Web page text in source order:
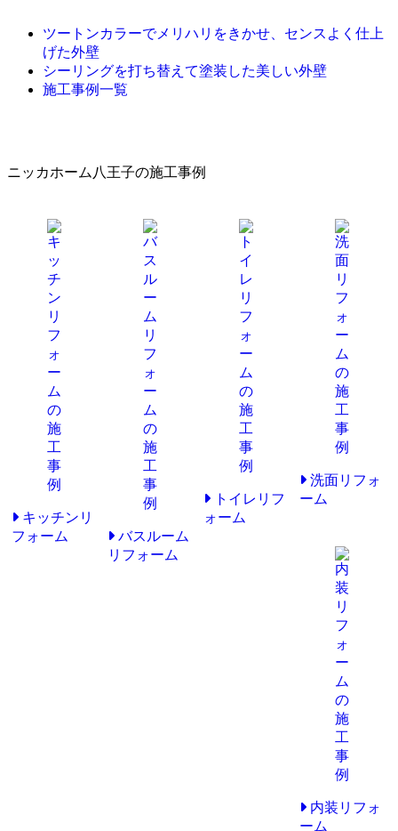
ツートンカラーでメリハリをきかせ、センスよく仕上
げた外壁
シーリングを打ち替えて塗装した美しい外壁
施工事例一覧
ニッカホーム八王子の施工事例
キッチンリ
フォーム
バスルーム
リフォーム
トイレリフ
ォーム
洗面リフォ
ーム
内装リフォ
ーム